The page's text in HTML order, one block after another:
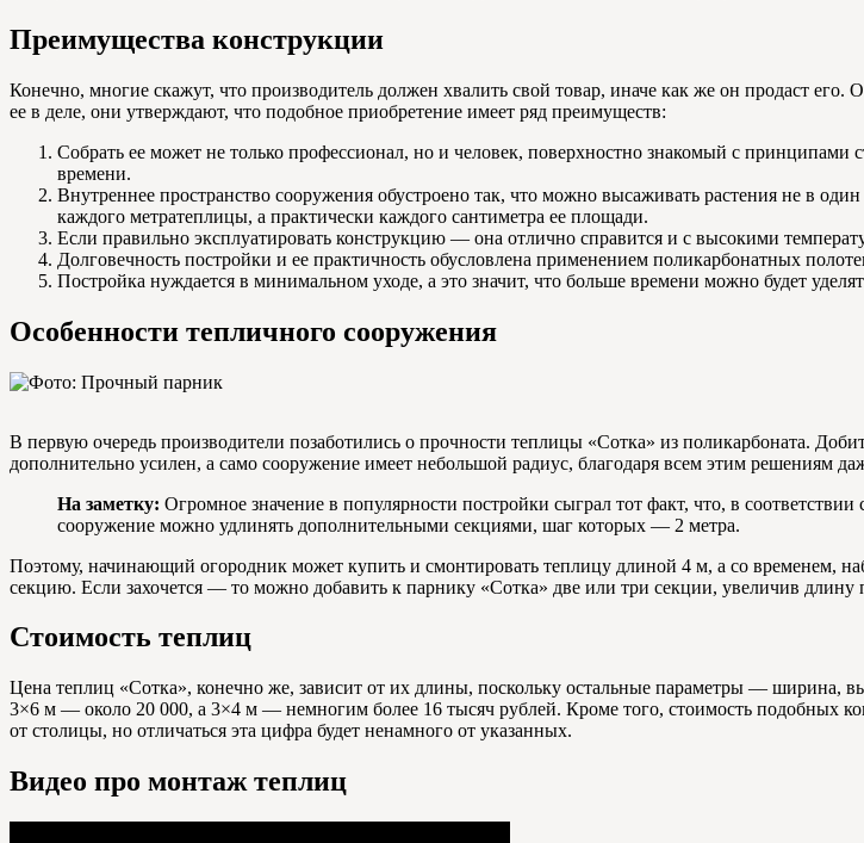
Преимущества конструкции
Конечно, многие скажут, что производитель должен хвалить свой товар, иначе как же он продаст
ее в деле, они утверждают, что подобное приобретение имеет ряд преимуществ:
Собрать ее может не только профессионал, но и человек, поверхностно знакомый с принципами
времени.
Внутреннее пространство сооружения обустроено так, что можно высаживать растения не в один
каждого метратеплицы, а практически каждого сантиметра ее площади.
Если правильно эксплуатировать конструкцию — она отлично справится и с высокими
Долговечность постройки и ее практичность обусловлена применением поликарбонатных
Постройка нуждается в минимальном уходе, а это значит, что больше времени можно будет
Особенности тепличного сооружения
В первую очередь производители позаботились о прочности теплицы «Сотка» из поликарбоната.
дополнительно усилен, а само сооружение имеет небольшой радиус, благодаря всем этим решениям
На заметку: Огромное значение в популярности постройки сыграл тот факт, что, в
сооружение можно удлинять дополнительными секциями, шаг которых — 2 метра.
Поэтому, начинающий огородник может купить и смонтировать теплицу длиной 4 м, а со временем,
секцию. Если захочется — то можно добавить к парнику «Сотка» две или три секции, увеличив длину
Стоимость теплиц
Цена теплиц «Сотка», конечно же, зависит от их длины, поскольку остальные параметры — ширина,
3×6 м — около 20 000, а 3×4 м — немногим более 16 тысяч рублей. Кроме того, стоимость подобных
от столицы, но отличаться эта цифра будет ненамного от указанных.
Видео про монтаж теплиц